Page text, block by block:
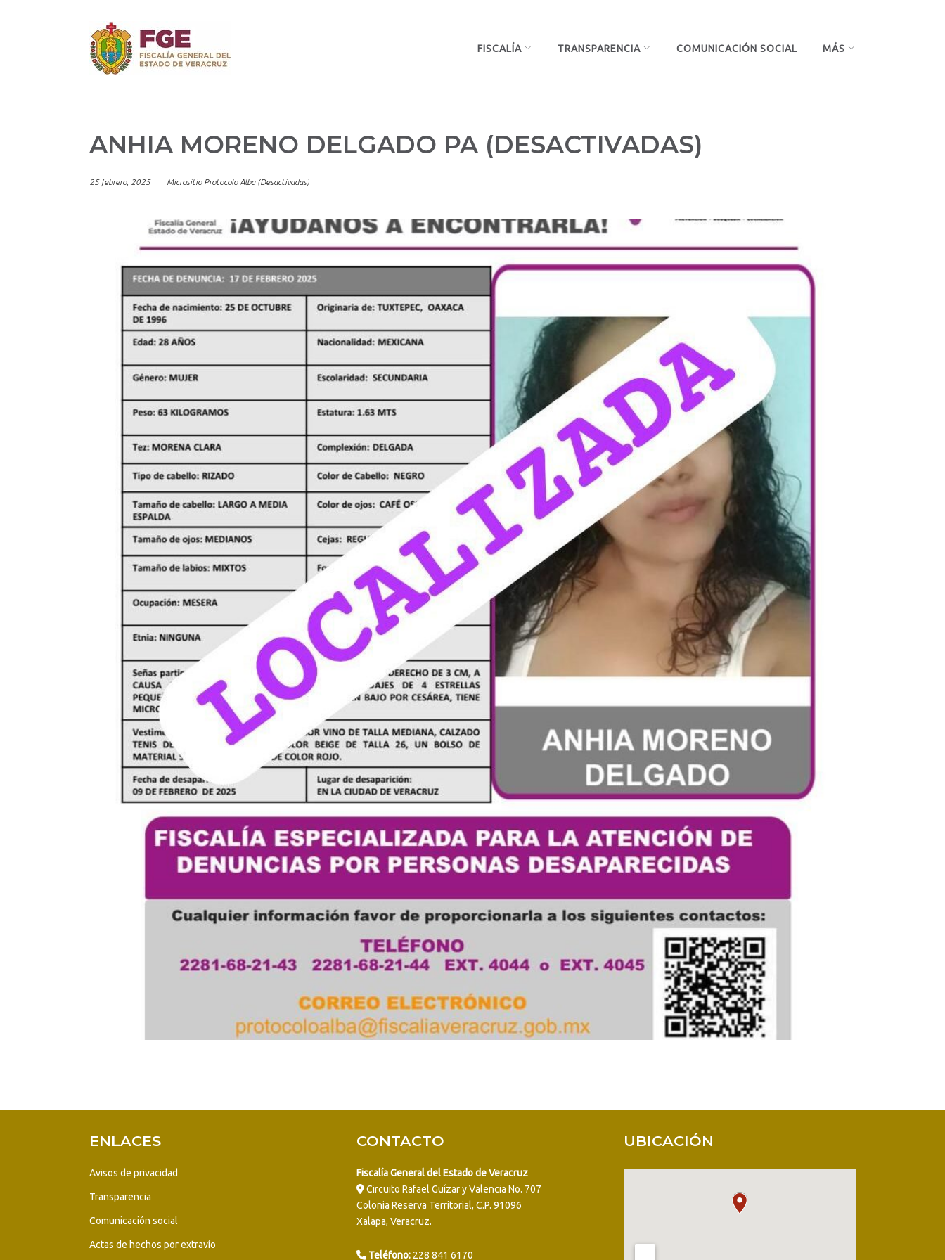
FISCALÍA TRANSPARENCIA COMUNICACIÓN SOCIAL MÁS
ANHIA MORENO DELGADO PA (DESACTIVADAS)
25 febrero, 2025 Micrositio Protocolo Alba (Desactivadas)
ENLACES
Avisos de privacidad
Transparencia
Comunicación social
Actas de hechos por extravío
CONTACTO
Fiscalía General del Estado de Veracruz
Circuito Rafael Guízar y Valencia No. 707
Colonia Reserva Territorial, C.P. 91096
Xalapa, Veracruz.
Teléfono:228 841 6170
UBICACIÓN